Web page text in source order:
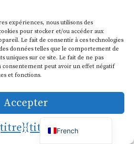
expériences, nous utilisons des
pour stocker et/ou accéder aux
Le fait de consentir à ces technologies
données telles que le comportement de
uniques sur ce site. Le fait de ne pas
peut avoir un effet négatif
et fonctions.
Accepter
{titre}
Le black-out des
l'existence d'une
Le silence des grands
prouve une
French
English
Italian
German
Dutch